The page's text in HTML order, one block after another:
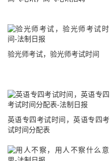
验光师考试，验光师考试时间
英语专四考试时间，英语专四考
试时间分配表